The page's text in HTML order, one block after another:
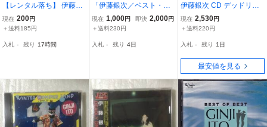
【レンタル落ち】 伊藤銀
次 DREAM ARABESQUE
ドリームアラベスク 12th
現在 200円
＋送料185円
入札 - 残り 17時間
「伊藤銀次／ベスト・オ
ブ・ベスト」＜X'masソ
ング挿入＞【中古CD】♪T
990.7.25リリース］
現在 1,000円 即決 2,000円
＋送料230円
入札 - 残り 4日
伊藤銀次 CD デッドリ
イ・ドライブ(紙ジャケッ
ト仕様)
現在 2,530円
＋送料220円
入札 - 残り 1日
最安値を見る